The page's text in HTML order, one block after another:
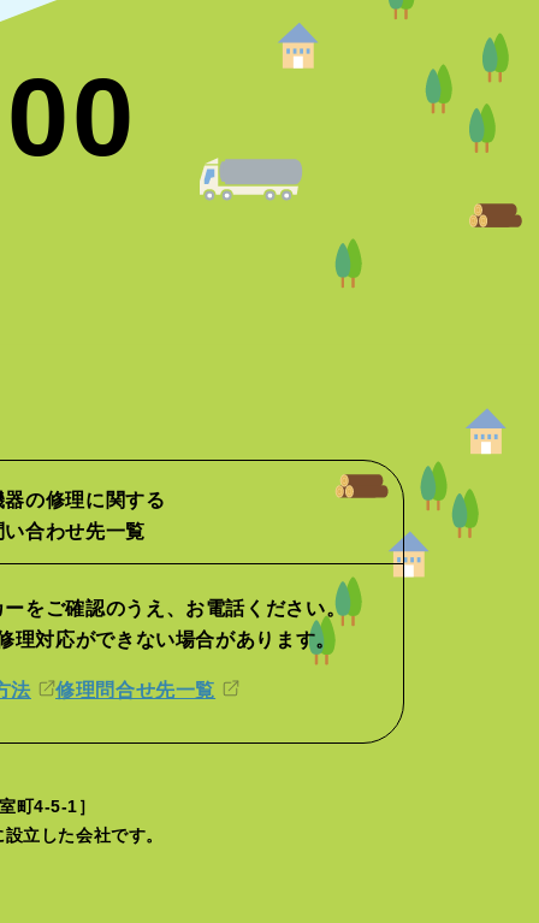
器の修理に関する
い合わせ先一覧
をご確認のうえ、 お電話ください。
理対応ができない場合があります。
法 修理問合せ先一覧
町4-5-1］
立した会社です。